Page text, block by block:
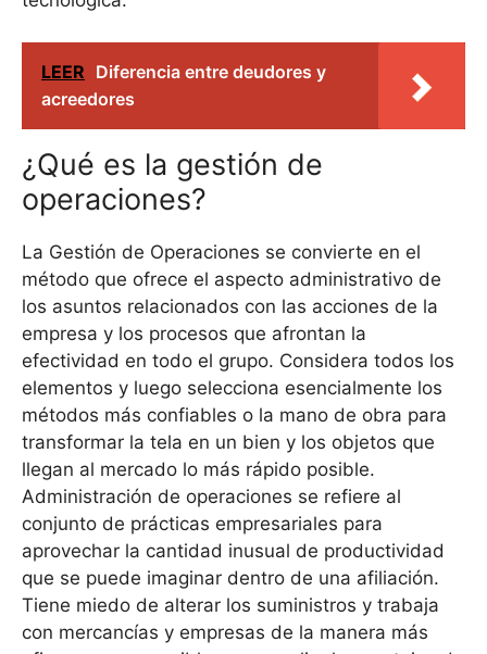
LEER Diferencia entre deudores y
acreedores
¿Qué es la gestión de
operaciones?
La Gestión de Operaciones se convierte en el
método que ofrece el aspecto administrativo de
los asuntos relacionados con las acciones de la
empresa y los procesos que afrontan la
efectividad en todo el grupo. Considera todos los
elementos y luego selecciona esencialmente los
métodos más confiables o la mano de obra para
transformar la tela en un bien y los objetos que
llegan al mercado lo más rápido posible.
Administración de operaciones se refiere al
conjunto de prácticas empresariales para
aprovechar la cantidad inusual de productividad
que se puede imaginar dentro de una afiliación.
Tiene miedo de alterar los suministros y trabaja
con mercancías y empresas de la manera más